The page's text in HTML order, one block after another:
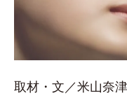
取材・文／米山奈